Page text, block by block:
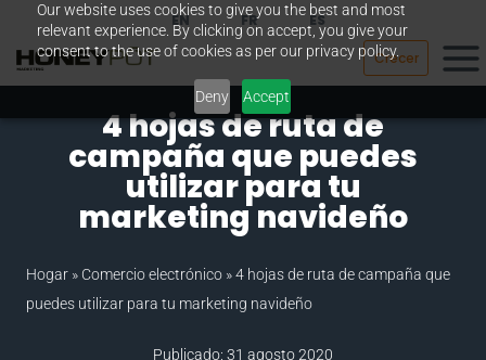
Our website uses cookies to give you the best and most
relevant experience. By clicking on accept, you give your
consent to the use of cookies as per our privacy policy.
Deny Accept
Saltar
contenido
EN FR ES
Crecer
4 hojas de ruta de
campaña que puedes
utilizar para tu
marketing navideño
Hogar » Comercio electrónico »4 hojas de ruta de campaña que
puedes utilizar para tu marketing navideño
Publicado: 31 agosto 2020